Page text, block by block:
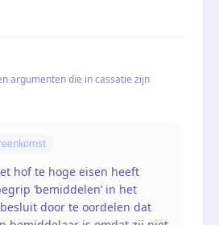
argumenten die in cassatie zijn
hof te hoge eisen heeft
‘bemiddelen’ in het
door te oordelen dat